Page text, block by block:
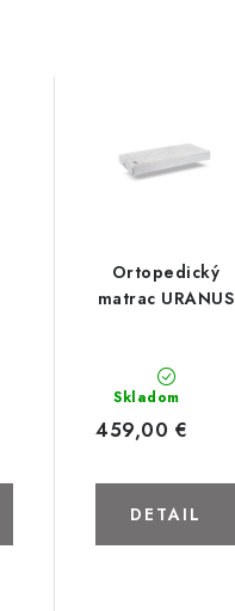
Ortopedický
matrac URANUS
Skladom
459,00 €
DETAIL